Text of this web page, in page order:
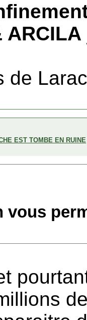
ARCILA
de
EST TOMBE EN RUINE
vous